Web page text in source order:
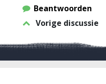
Beantwoorden
Vorige discussie